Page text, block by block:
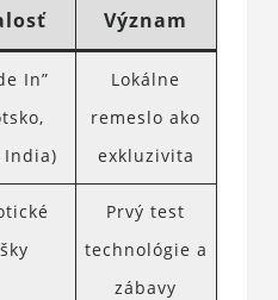
Význam
In”
India)
Lokálne
remeslo ako
exkluzivita
Prvý test
technológie a
zábavy